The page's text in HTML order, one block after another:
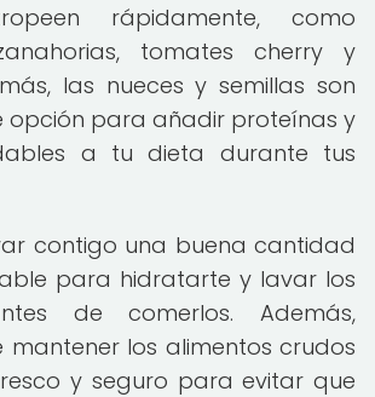
rápidamente, como
tomates cherry y
las nueces y semillas son
opción para añadir proteínas y
a tu dieta durante tus
contigo una buena cantidad
para hidratarte y lavar los
de comerlos. Además,
los alimentos crudos
y seguro para evitar que